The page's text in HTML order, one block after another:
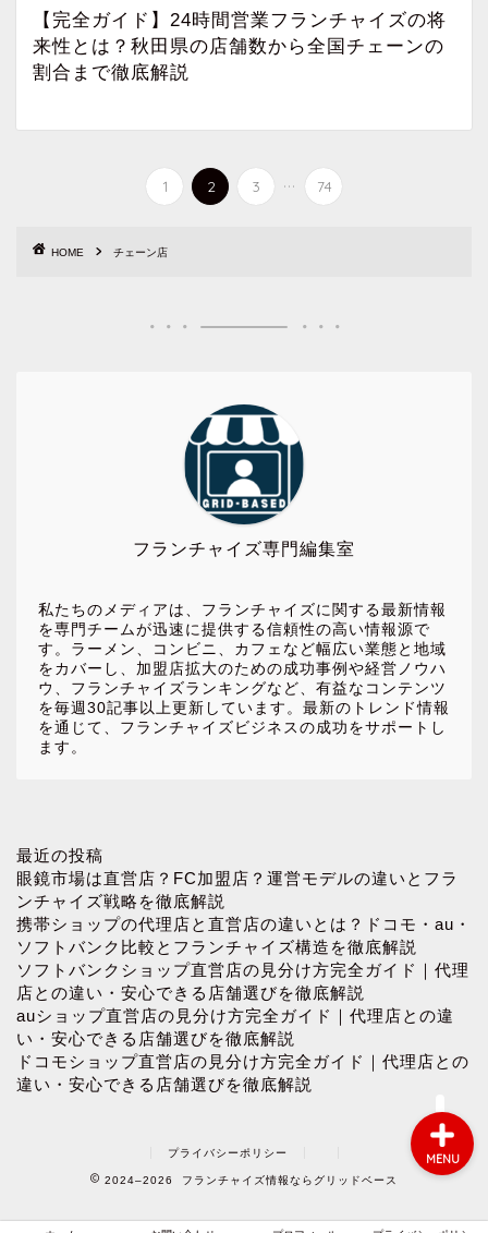
【完全ガイド】24時間営業フランチャイズの将
来性とは？秋田県の店舗数から全国チェーンの
割合まで徹底解説
1 2 3 ... 74
HOME チェーン店
フランチャイズ専門編集室
私たちのメディアは、フランチャイズに関する最新情報
を専門チームが迅速に提供する信頼性の高い情報源で
す。ラーメン、コンビニ、カフェなど幅広い業態と地域
をカバーし、加盟店拡大のための成功事例や経営ノウハ
ウ、フランチャイズランキングなど、有益なコンテンツ
を毎週30記事以上更新しています。最新のトレンド情報
を通じて、フランチャイズビジネスの成功をサポートし
ます。
最近の投稿
眼鏡市場は直営店？FC加盟店？運営モデルの違いとフラ
ンチャイズ戦略を徹底解説
携帯ショップの代理店と直営店の違いとは？ドコモ・au・
ソフトバンク比較とフランチャイズ構造を徹底解説
ソフトバンクショップ直営店の見分け方完全ガイド｜代理
店との違い・安心できる店舗選びを徹底解説
auショップ直営店の見分け方完全ガイド｜代理店との違
い・安心できる店舗選びを徹底解説
ドコモショップ直営店の見分け方完全ガイド｜代理店との
違い・安心できる店舗選びを徹底解説
プライバシーポリシー
2024–2026 フランチャイズ情報ならグリッドベース
MENU
お問い合わせ
プロフィール
プライバシーポリシー